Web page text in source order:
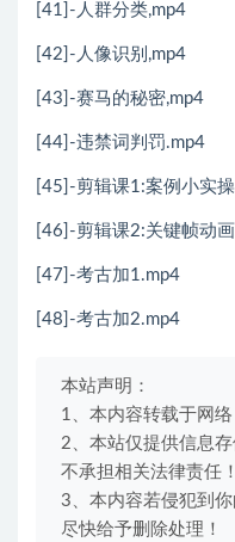
[41]-人群分类,mp4
[42]-人像识别,mp4
[43]-赛马的秘密,mp4
[44]-违禁词判罚.mp4
[45]-剪辑课1:案例小实
[46]-剪辑课2:关键帧动
[47]-考古加1.mp4
[48]-考古加2.mp4
本站声明：
1、本内容转载于网
2、本站仅提供信息
不承担相关法律责任！
3、本内容若侵犯到
尽快给予删除处理！